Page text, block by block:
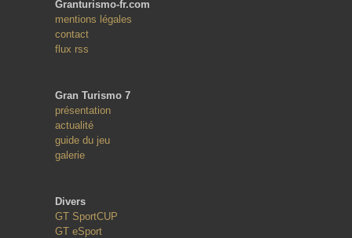
Granturismo-fr.com
mentions légales
contact
flux rss
Gran Turismo 7
présentation
actualité
guide du jeu
galerie
Divers
GT SportCUP
GT eSport